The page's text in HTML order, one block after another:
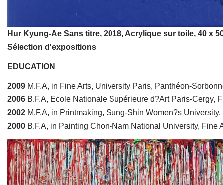
Hur Kyung-Ae Sans titre, 2018, Acrylique sur toile, 40 x
Sélection d'expositions
EDUCATION
2009 M.F.A, in Fine Arts, University Paris, Panthéon-
2006 B.F.A, Ecole Nationale Supérieure d?Art Paris-Cergy,
2002 M.F.A, in Printmaking, Sung-Shin Women?s
2000 B.F.A, in Painting Chon-Nam National University, Fine